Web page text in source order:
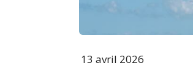
13 avril 2026